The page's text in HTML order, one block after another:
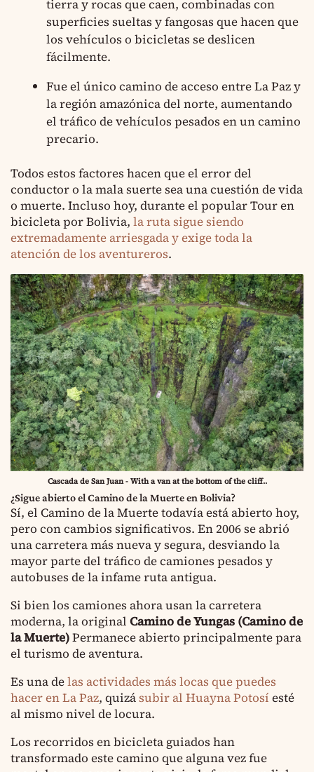
Cascada de San Juan - With a van at the bottom of the cliff..
tierra y rocas que caen, combinadas con
superficies sueltas y fangosas que hacen que
los vehículos o bicicletas se deslicen
fácilmente.
Fue el único camino de acceso entre La Paz y
la región amazónica del norte, aumentando
el tráfico de vehículos pesados en un camino
precario.
Todos estos factores hacen que el error del
conductor o la mala suerte sea una cuestión de vida
o muerte. Incluso hoy, durante el popular Tour en
bicicleta por Bolivia, la ruta sigue siendo
extremadamente arriesgada y exige toda la
atención de los aventureros.
¿Sigue abierto el Camino de la Muerte en Bolivia?
Sí, el Camino de la Muerte todavía está abierto hoy,
pero con cambios significativos. En 2006 se abrió
una carretera más nueva y segura, desviando la
mayor parte del tráfico de camiones pesados y
autobuses de la infame ruta antigua.
Si bien los camiones ahora usan la carretera
moderna, la original Camino de Yungas (Camino de
la Muerte)Permanece abierto principalmente para
el turismo de aventura.
Es una delas actividades más locas que puedes
hacer en La Paz, quizásubir al Huayna Potosí esté
al mismo nivel de locura.
Los recorridos en bicicleta guiados han
transformado este camino que alguna vez fue